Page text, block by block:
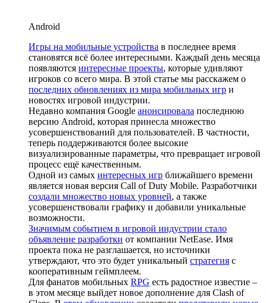
Android
Игры на мобильные устройства в последнее время
становятся всё более интересными. Каждый день месяца
появляются интересные проекты, которые удивляют
игроков со всего мира. В этой статье мы расскажем о
последних обновлениях из мира мобильных игр и
новостях игровой индустрии.
Недавно компания Google анонсировала последнюю
версию Android, которая принесла множество
усовершенствований для пользователей. В частности,
теперь поддерживаются более высокие
визуализированные параметры, что превращает игровой
процесс ещё качественным.
Одной из самых интересных игр ближайшего времени
является новая версия Call of Duty Mobile. Разработчики
создали множество новых уровней, а также
усовершенствовали графику и добавили уникальные
возможности.
Значимым событием в игровой индустрии стало
объявление разработки от компании NetEase. Имя
проекта пока не разглашается, но источники
утверждают, что это будет уникальный стратегия с
кооперативным геймплеем.
Для фанатов мобильных RPG есть радостное известие –
в этом месяце выйдет новое дополнение для Clash of